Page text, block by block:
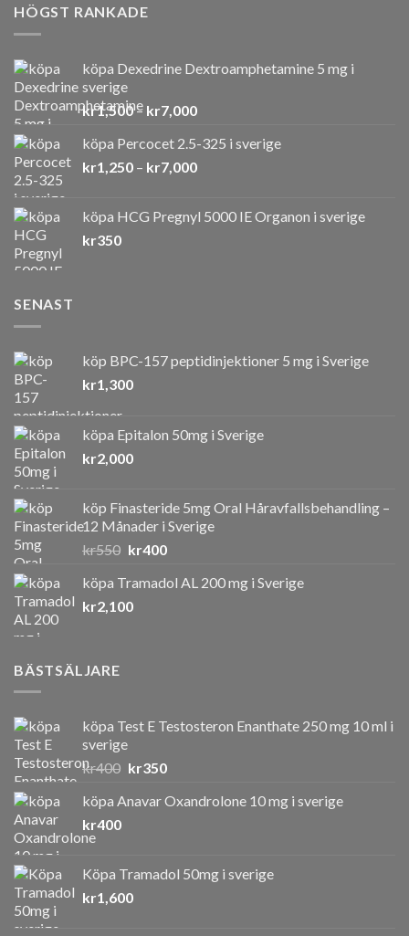
HÖGST RANKADE
köpa Dexedrine Dextroamphetamine 5 mg i
sverige
kr1,500– kr7,000Prisintervall:
till
kr7,000
köpa Percocet 2.5-325 i sverige
kr1,250 – kr7,000Prisintervall:
kr7,000
köpa HCG Pregnyl 5000 IE Organon i sverige
kr350
SENAST
köp BPC-157 peptidinjektioner 5 mg i Sverige
kr1,300
köpa Epitalon 50mg i Sverige
kr2,000
köp Finasteride 5mg Oral Håravfallsbehandling –
12 Månader i Sverige
kr550 Det
priset
var:
kr400Det
priset
köpa Tramadol AL 200 mg i Sverige
kr2,100
BÄSTSÄLJARE
köpa Test E Testosteron Enanthate 250 mg 10 ml i
sverige
kr400 Det
priset
kr350Det
priset
köpa Anavar Oxandrolone 10 mg i sverige
kr400
Köpa Tramadol 50mg i sverige
kr1,600